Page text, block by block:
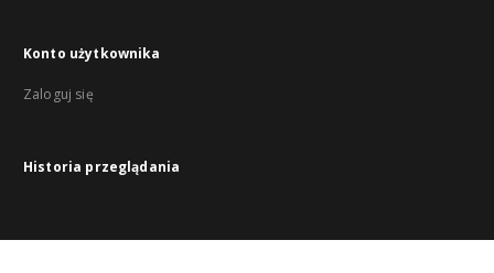
Konto użytkownika
Zaloguj się
Historia przeglądania